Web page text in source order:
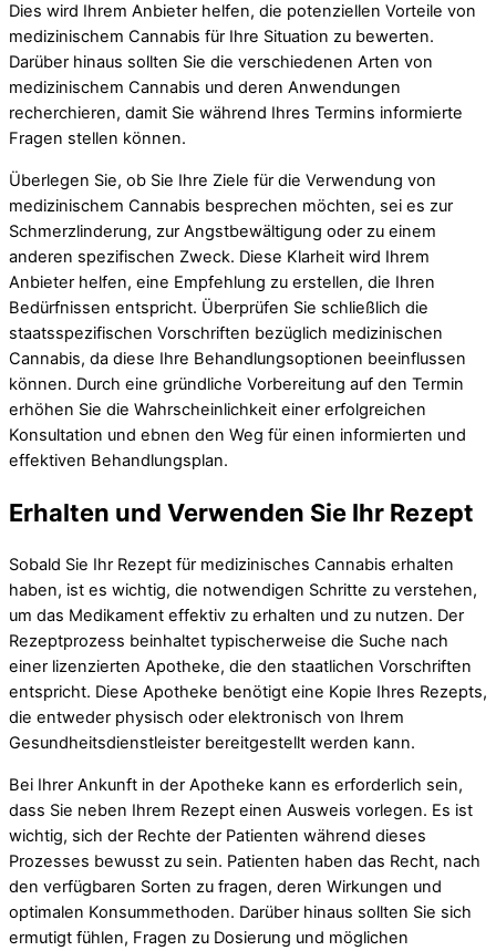
Dies wird Ihrem Anbieter helfen, die potenziellen Vorteile von
medizinischem Cannabis für Ihre Situation zu bewerten.
Darüber hinaus sollten Sie die verschiedenen Arten von
medizinischem Cannabis und deren Anwendungen
recherchieren, damit Sie während Ihres Termins informierte
Fragen stellen können.
Überlegen Sie, ob Sie Ihre Ziele für die Verwendung von
medizinischem Cannabis besprechen möchten, sei es zur
Schmerzlinderung, zur Angstbewältigung oder zu einem
anderen spezifischen Zweck. Diese Klarheit wird Ihrem
Anbieter helfen, eine Empfehlung zu erstellen, die Ihren
Bedürfnissen entspricht. Überprüfen Sie schließlich die
staatsspezifischen Vorschriften bezüglich medizinischen
Cannabis, da diese Ihre Behandlungsoptionen beeinflussen
können. Durch eine gründliche Vorbereitung auf den Termin
erhöhen Sie die Wahrscheinlichkeit einer erfolgreichen
Konsultation und ebnen den Weg für einen informierten und
effektiven Behandlungsplan.
Erhalten und Verwenden Sie Ihr Rezept
Sobald Sie Ihr Rezept für medizinisches Cannabis erhalten
haben, ist es wichtig, die notwendigen Schritte zu verstehen,
um das Medikament effektiv zu erhalten und zu nutzen. Der
Rezeptprozess beinhaltet typischerweise die Suche nach
einer lizenzierten Apotheke, die den staatlichen Vorschriften
entspricht. Diese Apotheke benötigt eine Kopie Ihres Rezepts,
die entweder physisch oder elektronisch von Ihrem
Gesundheitsdienstleister bereitgestellt werden kann.
Bei Ihrer Ankunft in der Apotheke kann es erforderlich sein,
dass Sie neben Ihrem Rezept einen Ausweis vorlegen. Es ist
wichtig, sich der Rechte der Patienten während dieses
Prozesses bewusst zu sein. Patienten haben das Recht, nach
den verfügbaren Sorten zu fragen, deren Wirkungen und
optimalen Konsummethoden. Darüber hinaus sollten Sie sich
ermutigt fühlen, Fragen zu Dosierung und möglichen